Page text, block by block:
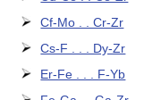
Cf-Mo . . Cr-Zr
Cs-F . . . Dy-Zr
Er-Fe . . . F-Yb